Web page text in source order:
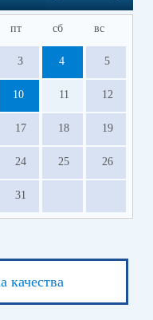
пт сб вс
3 4 5
10 11 12
17 18 19
24 25 26
31
качества